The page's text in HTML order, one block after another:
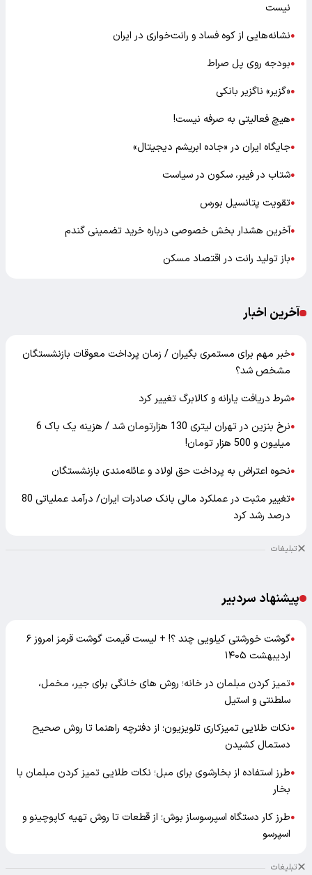
نیست
●نشانه‌هایی از کوه فساد و رانت‌خواری در ایران
●بودجه روی پل صراط
●«گزیر» ناگزیر بانکی
●هیچ فعالیتی به صرفه نیست!
●جایگاه ایران در «جاده ابریشم دیجیتال»
●شتاب در فیبر، سکون در سیاست
●تقویت پتانسیل بورس
●آخرین هشدار بخش خصوصی درباره خرید تضمینی گندم
●باز تولید رانت در اقتصاد مسکن
آخرین اخبار
●خبر مهم برای مستمری بگیران / زمان پرداخت معوقات بازنشستگان
مشخص شد؟
●شرط دریافت یارانه و کالابرگ تغییر کرد
●
نرخ بنزین در تهران لیتری 130 هزارتومان شد / هزینه یک باک 6
میلیون و 500 هزار تومان!
●نحوه اعتراض به پرداخت حق اولاد و عائله‌مندی بازنشستگان
●
تغییر مثبت در عملکرد مالی بانک صادرات ایران/ درآمد عملیاتی 80
درصد رشد کرد
تبلیغات
پیشنهاد سردبیر
●
گوشت خورشتی کیلویی چند ؟! + لیست قیمت گوشت قرمز امروز ۶
اردیبهشت ۱۴۰۵
●تمیز کردن مبلمان در خانه؛ روش های خانگی برای جیر، مخمل،
سلطنتی و استیل
●نکات طلایی تمیزکاری تلویزیون؛ از دفترچه راهنما تا روش صحیح
دستمال کشیدن
●طرز استفاده از بخارشوی برای مبل؛ نکات طلایی تمیز کردن مبلمان با
بخار
●طرز کار دستگاه اسپرسوساز بوش؛ از قطعات تا روش تهیه کاپوچینو و
اسپرسو
تبلیغات